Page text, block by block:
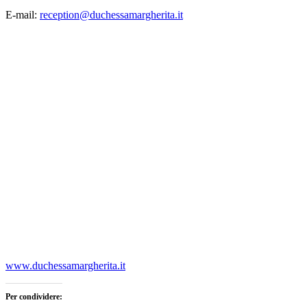
E-mail: reception@duchessamargherita.it
www.duchessamargherita.it
Per condividere: